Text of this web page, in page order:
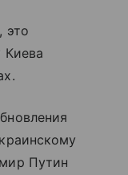
это
Киева
Путин